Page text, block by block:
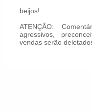
beijos!
ATENÇÃO:
agressivos,
vendas serão